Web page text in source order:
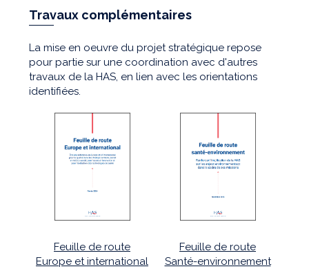
Travaux complémentaires
La mise en oeuvre du projet stratégique repose
pour partie sur une coordination avec d'autres
travaux de la HAS, en lien avec les orientations
identifiées.
Feuille de route
Europe et international
Feuille de route
Santé-environnement